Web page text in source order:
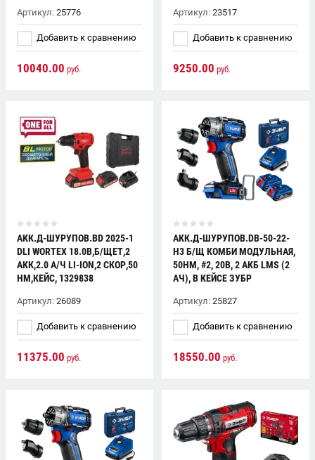
Артикул: 25776
Добавить к сравнению
10040.00 руб.
Артикул:23517
Добавить к сравнению
9250.00 руб.
АКК.Д-ШУРУПОВ.BD 2025-1
DLI WORTEX 18.0В,Б/ЩЕТ,2
АКК,2.0 А/Ч LI-ION,2 СКОР,50
НМ,КЕЙС, 1329838
Артикул: 26089
Добавить к сравнению
11375.00 руб.
АКК.Д-ШУРУПОВ.DB-50-22-
H3 Б/Щ КОМБИ МОДУЛЬНАЯ,
50НМ, #2, 20В, 2 АКБ LMS (2
АЧ), В КЕЙСЕ ЗУБР
Артикул:25827
Добавить к сравнению
18550.00 руб.